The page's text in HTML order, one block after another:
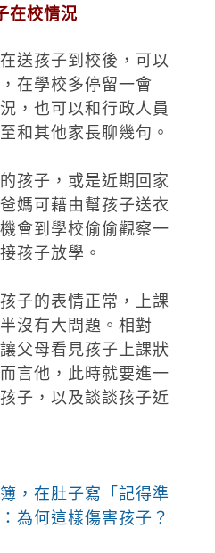
在校情況
孩子到校後，可以
在學校多停留一會
，也可以和行政人員
和其他家長聊幾句。
子，或是近期回家
媽可藉由幫孩子送衣
會到學校偷偷觀察一
孩子放學。
的表情正常，上課
沒有大問題。相對
父母看見孩子上課狀
言他，此時就要進一
子，以及談談孩子近
，在肚子寫「記得準
為何這樣傷害孩子？